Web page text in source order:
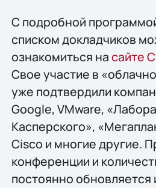
С подробной
списком докладчиков
ознакомиться насайте
Свое участие в
уже подтвердили
Google, VMware,
Касперского»,
Cisco и многие другие.
конференции и
постоянно обновляется